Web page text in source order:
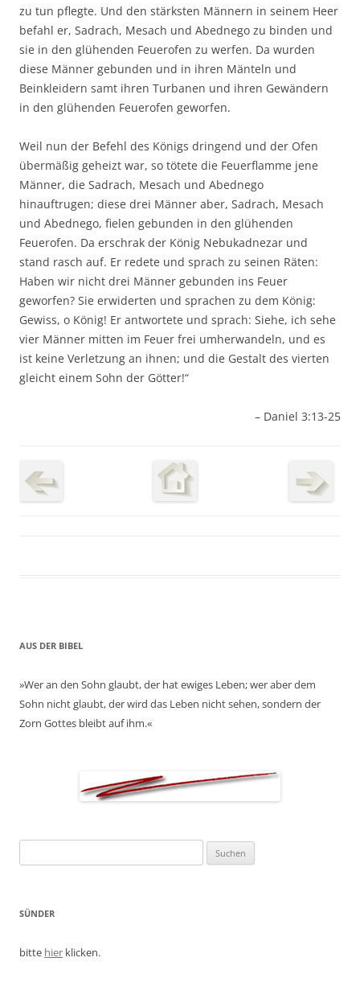
zu tun pflegte. Und den stärksten Männern in seinem Heer
befahl er, Sadrach, Mesach und Abednego zu binden und
sie in den glühenden Feuerofen zu werfen. Da wurden
diese Männer gebunden und in ihren Mänteln und
Beinkleidern samt ihren Turbanen und ihren Gewändern
in den glühenden Feuerofen geworfen.
Weil nun der Befehl des Königs dringend und der Ofen
übermäßig geheizt war, so tötete die Feuerflamme jene
Männer, die Sadrach, Mesach und Abednego
hinauftrugen; diese drei Männer aber, Sadrach, Mesach
und Abednego, fielen gebunden in den glühenden
Feuerofen. Da erschrak der König Nebukadnezar und
stand rasch auf. Er redete und sprach zu seinen Räten:
Haben wir nicht drei Männer gebunden ins Feuer
geworfen? Sie erwiderten und sprachen zu dem König:
Gewiss, o König! Er antwortete und sprach: Siehe, ich sehe
vier Männer mitten im Feuer frei umherwandeln, und es
ist keine Verletzung an ihnen; und die Gestalt des vierten
gleicht einem Sohn der Götter!“
– Daniel 3:13-25
AUS DER BIBEL
»Wer an den Sohn glaubt, der hat ewiges Leben; wer aber dem
Sohn nicht glaubt, der wird das Leben nicht sehen, sondern der
Zorn Gottes bleibt auf ihm.«
nach:
SÜNDER
bitte hier klicken.